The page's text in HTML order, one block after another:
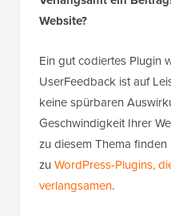
Website?
Ein gut codiertes Plugin
UserFeedback ist auf
keine spürbaren
Geschwindigkeit Ihrer
zu diesem Thema
zu WordPress-Plugins,
verlangsamen.